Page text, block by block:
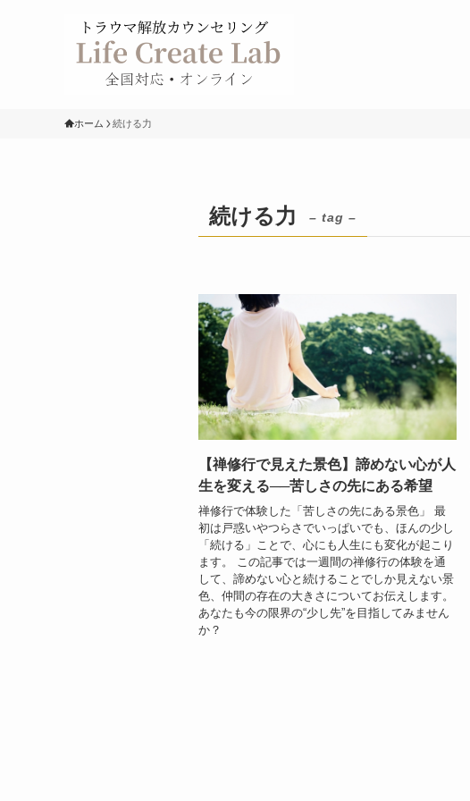
ホーム 続ける力
続ける力 – tag –
【禅修行で見えた景色】諦めない心が人
生を変える──苦しさの先にある希望
禅修行で体験した「苦しさの先にある景色」 最
初は戸惑いやつらさでいっぱいでも、ほんの少し
「続ける」ことで、心にも人生にも変化が起こり
ます。 この記事では一週間の禅修行の体験を通
して、諦めない心と続けることでしか見えない景
色、仲間の存在の大きさについてお伝えします。
あなたも今の限界の“少し先”を目指してみません
か？